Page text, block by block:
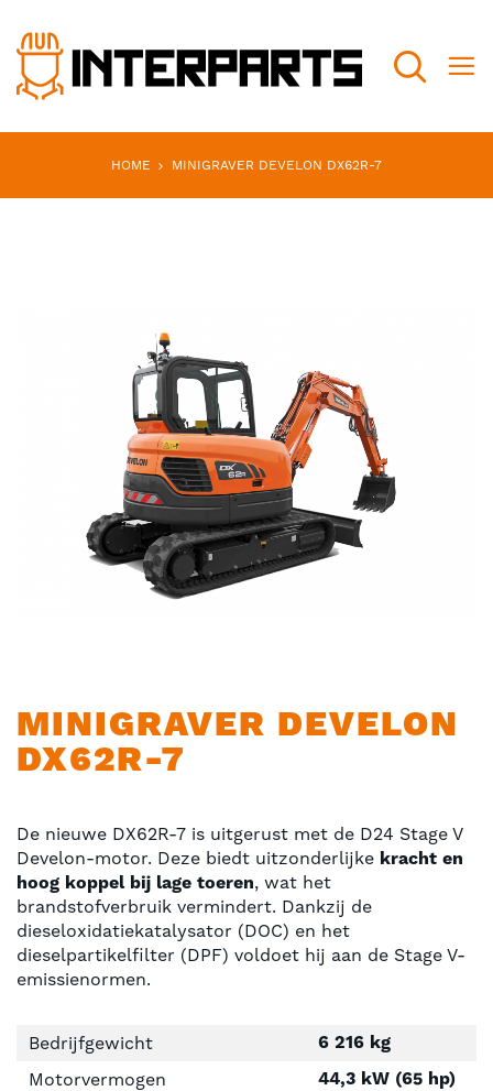
Search
HOME MINIGRAVER DEVELON DX62R-7
afbeeldingen-
naar
het
begin
de
afbeeldingen-
gallerij
MINIGRAVER DEVELON
DX62R-7
De nieuwe DX62R-7 is uitgerust met de D24 Stage V
Develon-motor. Deze biedt uitzonderlijke kracht en
hoog koppel bij lage toeren, wat het
brandstofverbruik vermindert. Dankzij de
dieseloxidatiekatalysator (DOC) en het
dieselpartikelfilter (DPF) voldoet hij aan de Stage V-
emissienormen.
Bedrijfgewicht 6 216 kg
Motorvermogen 44,3 kW (65 hp)